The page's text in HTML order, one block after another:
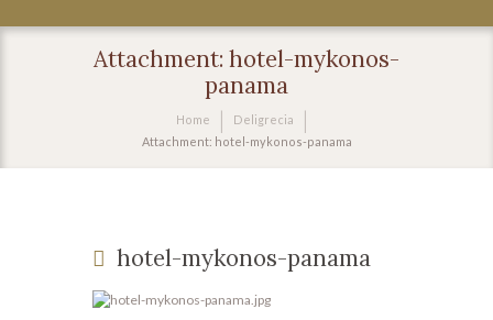
Attachment: hotel-mykonos-
panama
Home
Deligrecia
Attachment: hotel-mykonos-panama
hotel-mykonos-panama